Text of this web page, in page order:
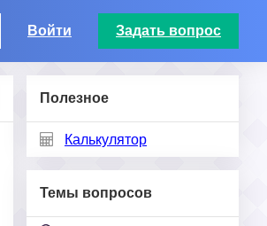
Войти Задать вопрос
Полезное
Калькулятор
Темы вопросов